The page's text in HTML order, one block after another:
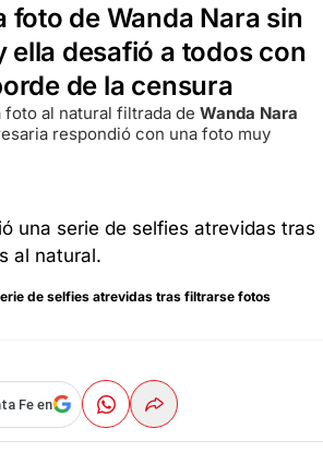
foto de Wanda Nara sin
ella desafió a todos con
de la censura
foto al natural filtrada de Wanda Nara
respondió con una foto muy
de selfies atrevidas tras filtrarse fotos
Fe en